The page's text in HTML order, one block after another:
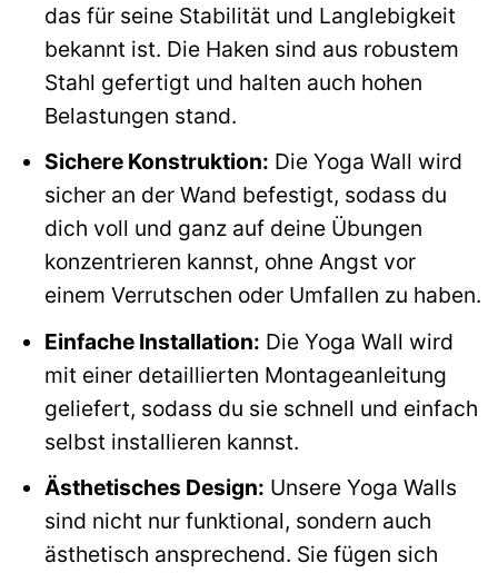
das für seine Stabilität und Langlebigkeit
bekannt ist. Die Haken sind aus robustem
Stahl gefertigt und halten auch hohen
Belastungen stand.
Sichere Konstruktion: Die Yoga Wall wird
sicher an der Wand befestigt, sodass du
dich voll und ganz auf deine Übungen
konzentrieren kannst, ohne Angst vor
einem Verrutschen oder Umfallen zu haben.
Einfache Installation: Die Yoga Wall wird
mit einer detaillierten Montageanleitung
geliefert, sodass du sie schnell und einfach
selbst installieren kannst.
Ästhetisches Design: Unsere Yoga Walls
sind nicht nur funktional, sondern auch
ästhetisch ansprechend. Sie fügen sich